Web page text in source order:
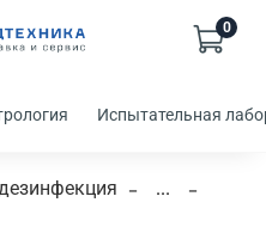
0
Испытательная
...